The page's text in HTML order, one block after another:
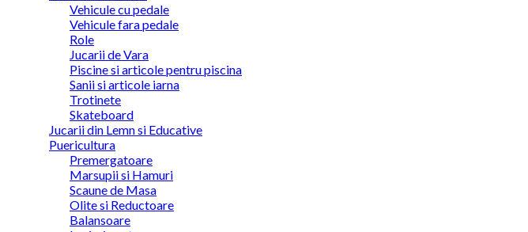
Vehicule cu pedale
Vehicule fara pedale
Role
Jucarii de Vara
Piscine si articole pentru piscina
Sanii si articole iarna
Trotinete
Skateboard
Jucarii din Lemn si Educative
Puericultura
Premergatoare
Marsupii si Hamuri
Scaune de Masa
Olite si Reductoare
Balansoare